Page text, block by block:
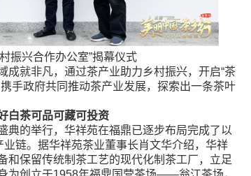
振兴合作办公室”揭幕仪式
成就非凡，通过茶产业助力乡村振兴，开启“茶
手政府共同推动茶产业发展，探索出一条茶叶
白茶可品可藏可投资
典的举行，华祥苑在福鼎已逐步布局完成了以
业链。据华祥苑茶业董事长肖文华介绍，华祥
和保留传统制茶工艺的现代化制茶工厂，立足